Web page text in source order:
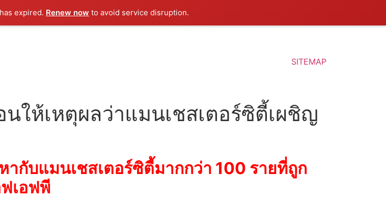
expired. Renew now to avoid service disruption.
SITEMAP
ให้เหตุผลว่าแมนเชสเตอร์ซิตี้เผชิญ
กับแมนเชสเตอร์ซิตี้มากกว่า 100 รายที่ถูก
เอฟพี